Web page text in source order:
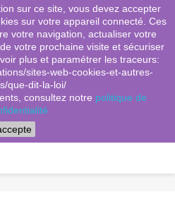
shopping_cart (0)

sur ce site, vous devez accepter
sur votre appareil connecté. Ces
votre navigation, actualiser votre
votre prochaine visite et sécuriser
plus et paramétrer les traceurs:
sites-web-cookies-et-autres-
que-dit-la-loi/
consultez notre politique de